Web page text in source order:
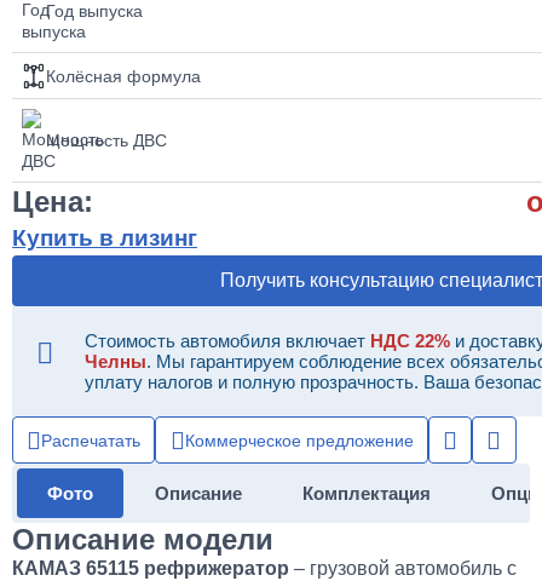
Год выпуска
Колёсная формула
Мощность ДВС
Цена:
Купить в лизинг
Получить консультацию
Стоимость автомобиля включает НДС 22% и
Челны. Мы гарантируем соблюдение всех
уплату налогов и полную прозрачность. Ваша
Распечатать Коммерческое предложение
Фото Описание Комплектация
Описание модели
КАМАЗ 65115 рефрижератор – грузовой автомобиль с